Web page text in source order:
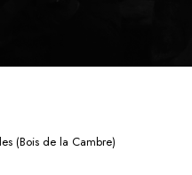
(Bois de la Cambre)